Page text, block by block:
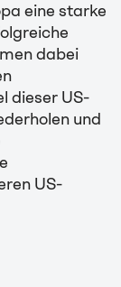
eine starke
dabei
dieser US-
und
US-